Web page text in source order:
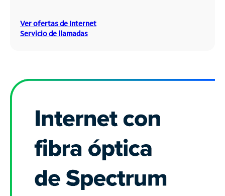
Ver ofertas de Internet
Servicio de llamadas